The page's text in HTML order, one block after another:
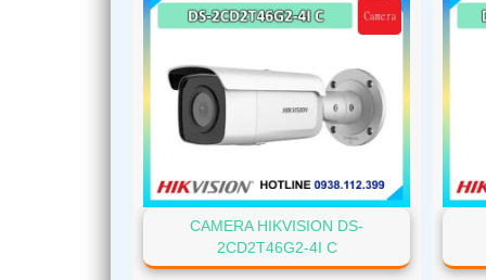
CAMERA HIKVISION DS-
2CD2T46G2-4I C